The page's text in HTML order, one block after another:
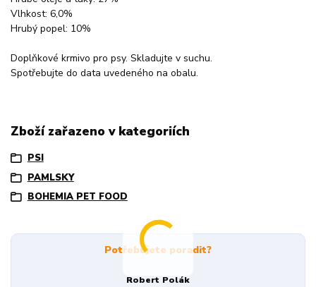
Vlhkost: 6,0%
Hrubý popel: 10%
Doplňkové krmivo pro psy. Skladujte v suchu.
Spotřebujte do data uvedeného na obalu.
Zboží zařazeno v kategoriích
PSI
PAMLSKY
BOHEMIA PET FOOD
Potřebujete poradit?
Robert Polák